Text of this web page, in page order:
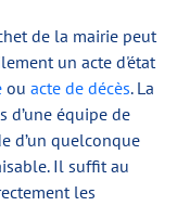
de la mairie peut
un acte d'état
ou acte de décès. La
d’une équipe de
d’un quelconque
Il suffit au
les